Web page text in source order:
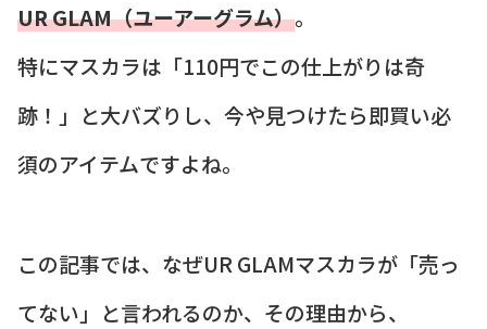
UR GLAM（ユーアーグラム）。
特にマスカラは「110円でこの仕上がりは奇
跡！」と大バズりし、今や見つけたら即買い必
須のアイテムですよね。
この記事では、なぜUR GLAMマスカラが「売っ
てない」と言われるのか、その理由から、